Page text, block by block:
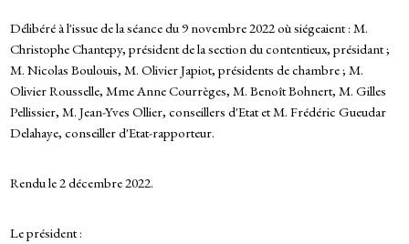
Délibéré à l'issue de la séance du 9 novembre 2022 où siégeaient : M.
Christophe Chantepy, président de la section du contentieux, présidant ;
M. Nicolas Boulouis, M. Olivier Japiot, présidents de chambre ; M.
Olivier Rousselle, Mme Anne Courrèges, M. Benoît Bohnert, M. Gilles
Pellissier, M. Jean-Yves Ollier, conseillers d'Etat et M. Frédéric Gueudar
Delahaye, conseiller d'Etat-rapporteur.
Rendu le 2 décembre 2022.
Le président :